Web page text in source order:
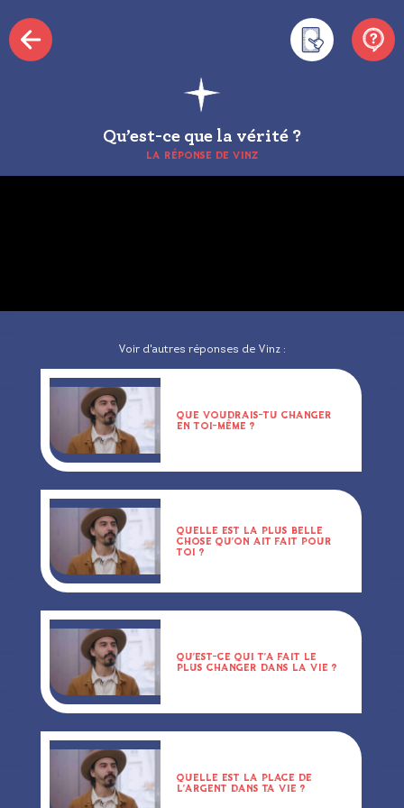
Qu’est-ce que la vérité ?
LA RÉPONSE DE VINZ
Voir d'autres réponses de Vinz :
QUE VOUDRAIS-TU CHANGER
EN TOI-MÊME ?
QUELLE EST LA PLUS BELLE
CHOSE QU’ON AIT FAIT POUR
TOI ?
QU’EST-CE QUI T’A FAIT LE
PLUS CHANGER DANS LA VIE ?
QUELLE EST LA PLACE DE
L’ARGENT DANS TA VIE ?